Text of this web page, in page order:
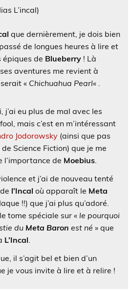
L’incal)
que dernièrement, je dois bien
de longues heures à lire et
épiques de Blueberry ! Là
aventures me revient à
« Chichuahua Pearl« .
eu plus de mal avec les
mais c’est en m’intéressant
Jodorowsky (ainsi que pas
Science Fiction) que je me
l’importance de Moebius.
et j’ai de nouveau tenté
l’Incal où apparaît le Meta
!!) que j’ai plus qu’adoré.
tome spéciale sur « le pourquoi
du Meta Baron est né » que
L’Incal.
il s’agit bel et bien d’un
je vous invite à lire et à relire !